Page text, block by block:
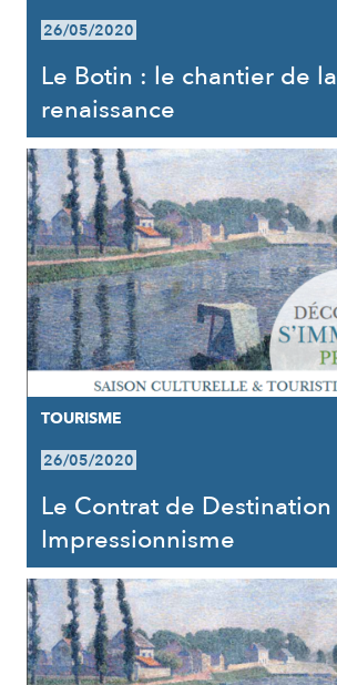
26/05/2020
Le Botin : le chantier de la
renaissance
TOURISME
26/05/2020
Le Contrat de Destination
Impressionnisme